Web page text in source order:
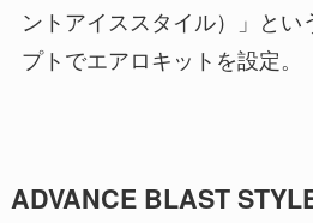
ントアイススタイル）」とい
プトでエアロキットを設定。
ADVANCE BLAST